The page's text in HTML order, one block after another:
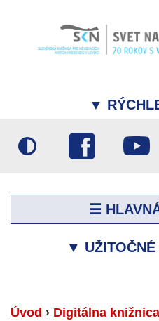
▼
☰
▼
Úvod › Digitálna knižnica